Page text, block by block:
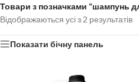
Товари з позначками “шампунь
Відображаються усі з 2 результатів
Показати бічну панель